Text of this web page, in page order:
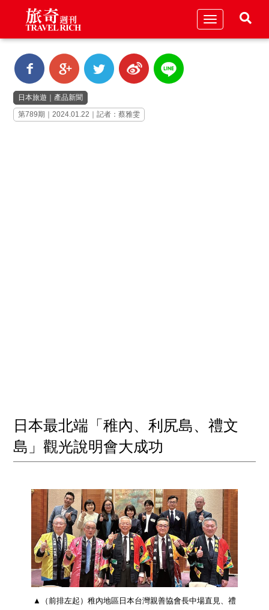
Toggle
日本旅遊
產品新聞
第789期｜2024.01.22｜記者：蔡雅雯
日本最北端「稚內、利尻島、禮文
島」觀光說明會大成功
▲（前排左起）稚內地區日本台灣親善協會長中場直見、禮